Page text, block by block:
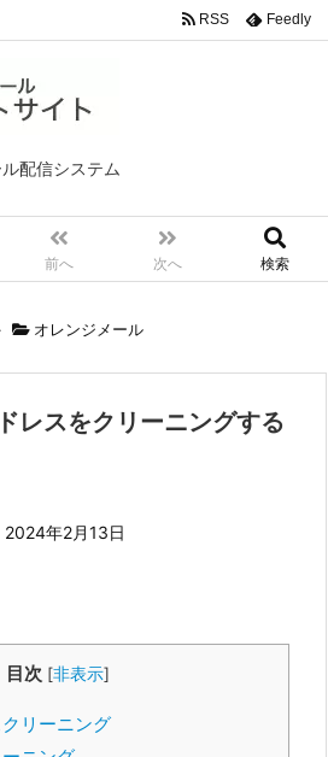
配信システム
前へ 次へ 検索
RSS Feedly
オレンジメール
レスをクリーニングする
2024年2月13日
目次 [非表示]
クリーニング